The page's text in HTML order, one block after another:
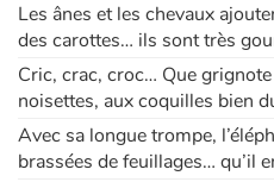
Les ânes et les chevaux
des carottes… ils sont très
Cric, crac, croc… Que
noisettes, aux coquilles bien
Avec sa longue trompe,
brassées de feuillages… qu’il